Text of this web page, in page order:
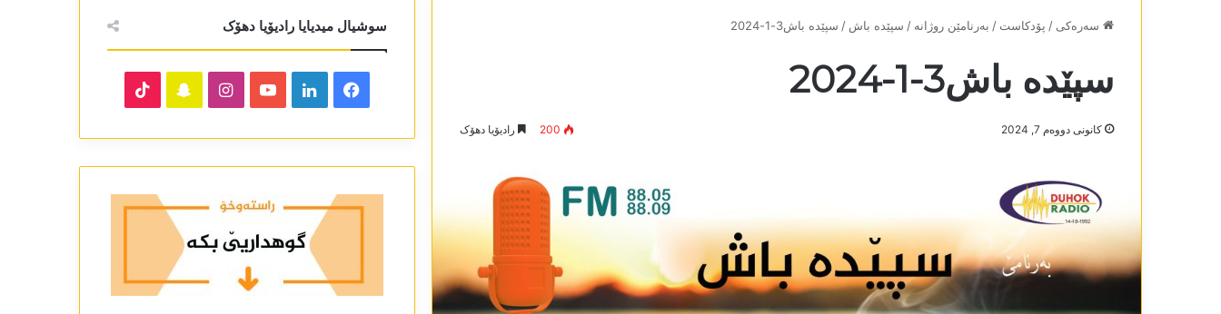
سەرەکی / پۆدکاست / بەرنامێن روژانە / سپێدە باش / سپێدە باش3-1-2024
سپێدە باش3-1-2024
كانونی دووه‌م 7, 2024 200 رادیۆیا دھۆک
سوشیال میدیایا رادیۆیا دھۆک
Facebook
LinkedIn
YouTube
Instagram
Snapchat